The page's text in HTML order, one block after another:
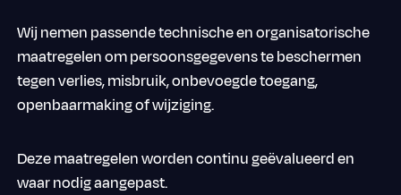
Wij nemen passende technische en organisatorische
maatregelen om persoonsgegevens te beschermen
tegen verlies, misbruik, onbevoegde toegang,
openbaarmaking of wijziging.
Deze maatregelen worden continu geëvalueerd en
waar nodig aangepast.